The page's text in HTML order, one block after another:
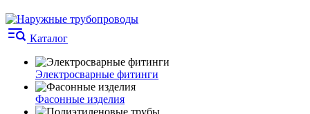
Каталог
Электросварные фитинги
Фасонные изделия